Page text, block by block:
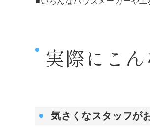
実際にこ
気さくなスタッフが